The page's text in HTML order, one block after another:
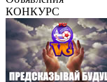
КОНКУРС